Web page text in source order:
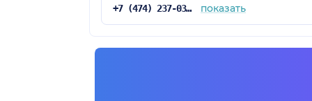
+7 (474) 237-03-37 показать